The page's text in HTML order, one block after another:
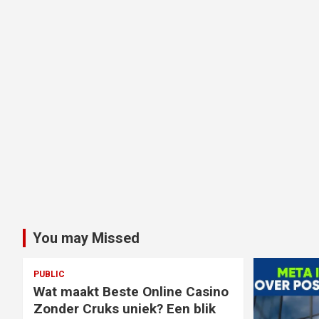
You may Missed
PUBLIC
Wat maakt Beste Online Casino
Zonder Cruks uniek? Een blik